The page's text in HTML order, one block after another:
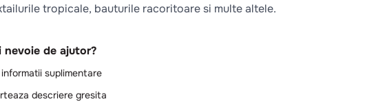
tropicale, bauturile racoritoare si multe altele.
nevoie de ajutor?
suplimentare
descriere gresita